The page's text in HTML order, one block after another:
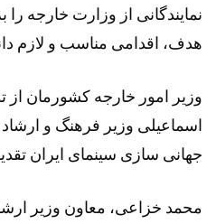
نمایندگانی از وزارت خارجه
هدف، اقدامی مناسب و‌ لازم
وزیر امور خارجه کشورمان از
اسماعیلی وزیر فرهنگ و
جهانی سازی سینمای ایران
محمد خزاعی، معاون وزیر